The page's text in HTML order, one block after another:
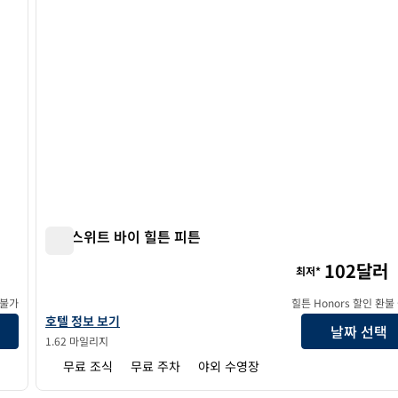
가
홈2 스위트 바이 힐튼 피튼
홈2 스위트 바이 힐튼 피튼의 호텔 정보 보기
호텔 정보 보기
1.62 마일리지
최저* 102달러
힐튼 Honors 할인 환불
날짜 선택
무료 조식 무료 주차 야외 수영장
12
1